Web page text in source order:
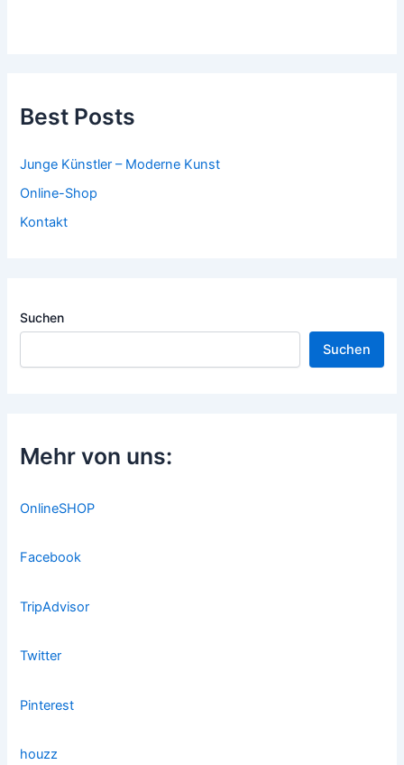
Best Posts
Junge Künstler – Moderne Kunst
Online-Shop
Kontakt
Suchen
Suchen
Mehr von uns:
OnlineSHOP
Facebook
TripAdvisor
Twitter
Pinterest
houzz